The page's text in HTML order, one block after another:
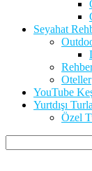
Seyahat
Oteller
YouTube
Yurtdışı
Özel